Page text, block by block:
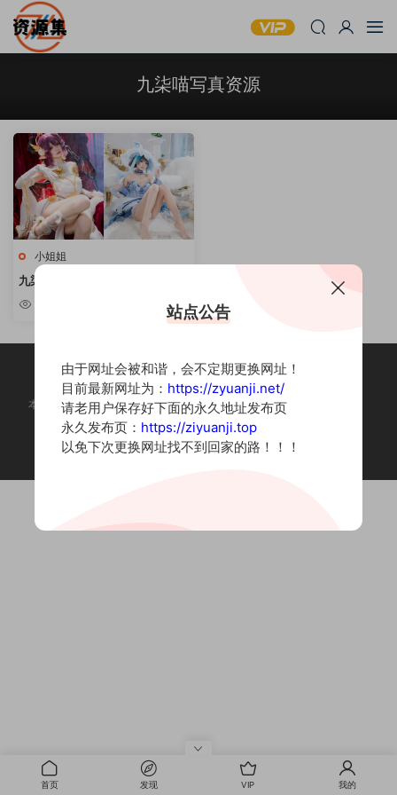
九柒喵写真资源
小姐姐
九柒喵 – 可爱妹子写真合集 [持续
更新]
本站为摄影写真图片网站，内容来自网络收集整理，仅作个人学习使用。
如有违法内容请联系删除
Copyright © 2022 资源集
首页 发现 VIP 我的
站点公告
由于网址会被和谐，会不定期更换网址！
目前最新网址为： https://zyuanji.net/
请老用户保存好下面的永久地址发布页
永久发布页： https://ziyuanji.top
以免下次更换网址找不到回家的路！！！